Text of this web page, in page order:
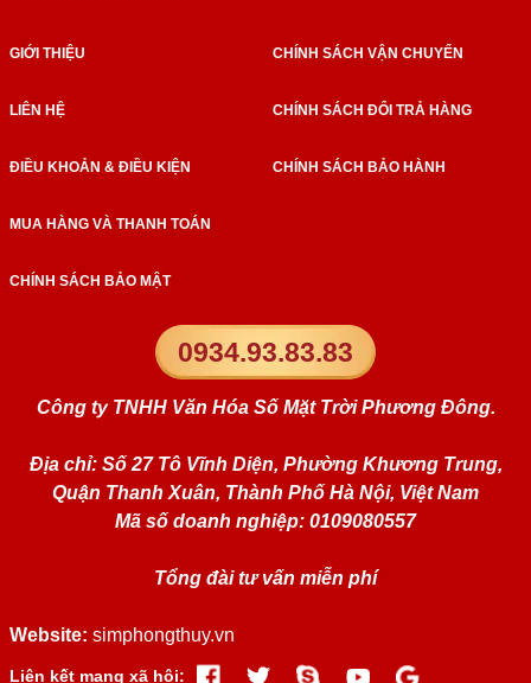
Website: simphongthuy.vn
Liên kết mạng xã hội:
0934.93.83.83
Công ty TNHH Văn Hóa Số Mặt Trời Phương Đông.
Địa chỉ: Số 27 Tô Vĩnh Diện, Phường Khương Trung,
Quận Thanh Xuân, Thành Phố Hà Nội, Việt Nam
Mã số doanh nghiệp: 0109080557
Tổng đài tư vấn miễn phí
GIỚI THIỆU
LIÊN HỆ
ĐIỀU KHOẢN & ĐIỀU KIỆN
MUA HÀNG VÀ THANH TOÁN
CHÍNH SÁCH BẢO MẬT
CHÍNH SÁCH VẬN CHUYỂN
CHÍNH SÁCH ĐỔI TRẢ HÀNG
CHÍNH SÁCH BẢO HÀNH